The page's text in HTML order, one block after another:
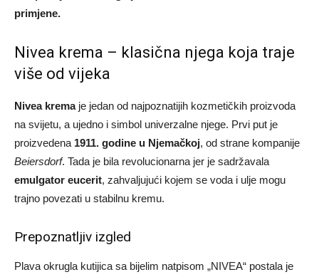
primjene.
Nivea krema – klasična njega koja traje
više od vijeka
Nivea kremaje jedan od najpoznatijih kozmetičkih proizvoda
na svijetu, a ujedno i simbol univerzalne njege. Prvi put je
proizvedena 1911. godine u Njemačkoj, od strane kompanije
Beiersdorf. Tada je bila revolucionarna jer je sadržavala
emulgator eucerit, zahvaljujući kojem se voda i ulje mogu
trajno povezati u stabilnu kremu.
Prepoznatljiv izgled
Plava okrugla kutijica sa bijelim natpisom „NIVEA“ postala je